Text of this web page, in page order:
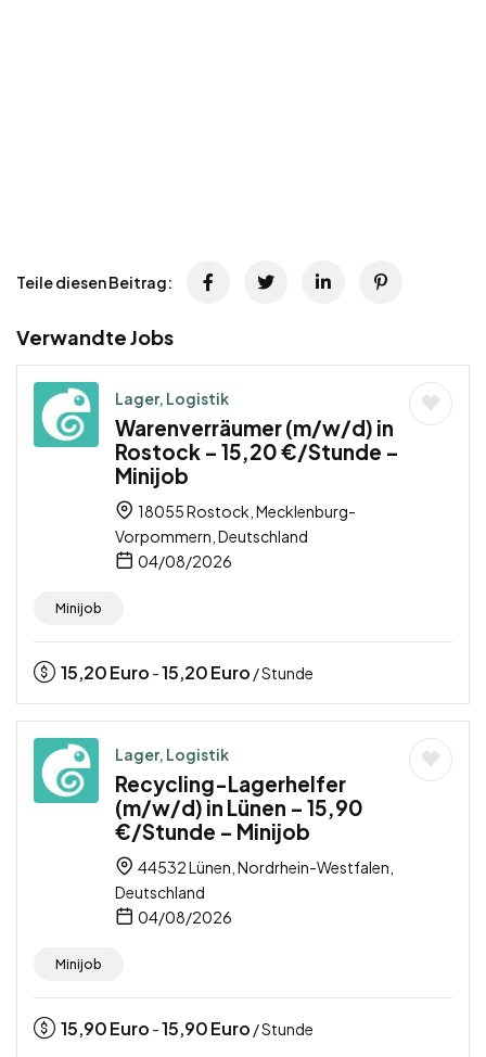
Teile diesen Beitrag:
Verwandte Jobs
Lager, Logistik
Warenverräumer (m/w/d) in
Rostock – 15,20 €/Stunde –
Minijob
18055 Rostock, Mecklenburg-
Vorpommern, Deutschland
04/08/2026
Minijob
15,20Euro -15,20Euro / Stunde
Lager, Logistik
Recycling-Lagerhelfer
(m/w/d) in Lünen – 15,90
€/Stunde – Minijob
44532 Lünen, Nordrhein-Westfalen,
Deutschland
04/08/2026
Minijob
15,90Euro -15,90Euro / Stunde